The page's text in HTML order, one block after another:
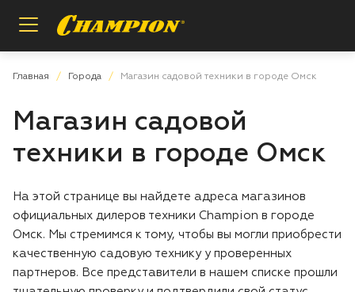
Назад
Пилы цепные
Мотобуры
Опрыскиватели
Газонокосилки
Назад
Регистрация расширенной гарантии
Проверка расширенной гарантии
Условия гарантии
Назад
О бренде
Инструкции и деталировки
Сотрудничество
Заказ запасных частей
Главная Города Магазин садовой техники в городе Омск
Магазин садовой
техники в городе Омск
На этой странице вы найдете адреса магазинов
официальных дилеров техники Champion в городе
Омск. Мы стремимся к тому, чтобы вы могли приобрести
качественную садовую технику у проверенных
партнеров. Все представители в нашем списке прошли